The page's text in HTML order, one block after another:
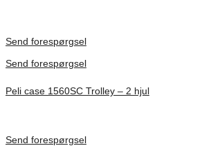
Send forespørgsel
Send forespørgsel
Peli case 1560SC Trolley – 2 hjul
Send forespørgsel